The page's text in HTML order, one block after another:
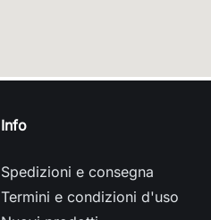
Info
Spedizioni e consegna
Termini e condizioni d'uso